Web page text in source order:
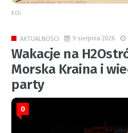
RED.
AKTUALNOŚCI 9 sierpnia 2026
Wakacje na
Morska Kraina i
party
0